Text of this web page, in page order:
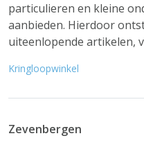
particulieren en kleine
aanbieden. Hierdoor
uiteenlopende artikelen,
Kringloopwinkel
Zevenbergen